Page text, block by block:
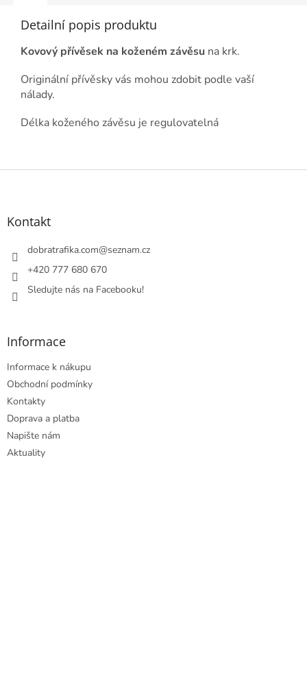
Detailní popis produktu
Kovový přívěsek na koženém závěsu na krk.
Originální přívěsky vás mohou zdobit podle vaší
nálady.
Délka koženého závěsu je regulovatelná
Z
Kontakt
dobratrafika.com@seznam.cz
+420 777 680 670
Sledujte nás na Facebooku!
Informace
Informace k nákupu
Obchodní podmínky
Kontakty
Doprava a platba
Napište nám
Aktuality